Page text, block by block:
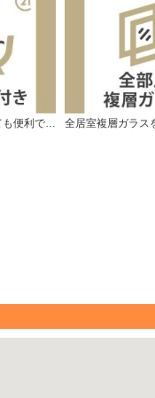
追い炊き機能付でとても便利です。